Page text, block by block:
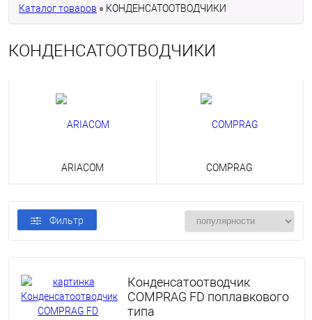
Каталог товаров КОНДЕНСАТООТВОДЧИКИ
КОНДЕНСАТООТВОДЧИКИ
ARIACOM COMPRAG
Фильтр
Конденсатоотводчик
COMPRAG FD поплавкового
типа